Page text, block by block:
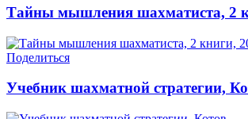
Тайны мышления шахматиста, 2
Поделиться
Учебник шахматной стратегии,